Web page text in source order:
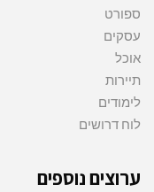
ספורט
עסקים
אוכל
תיירות
לימודים
לוח דרושים
ערוצים נוספים